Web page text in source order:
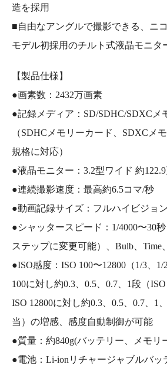
造を採用
■自由なアングルで撮影できる、ニ
モデル初採用のチルト式液晶モニタ
【製品仕様】
●画素数：2432万画素
●記録メディア：SD/SDHC/SDXCメ
（SDHCメモリーカード、SDXCメ
規格に対応）
●液晶モニター：3.2型ワイド 約122.9
●連続撮影速度：最高約6.5コマ/秒
●動画記録サイズ：フルハイビジョ
●シャッタースピード：1/4000〜30
ステップに変更可能）、Bulb、Time
●ISO感度：ISO 100〜12800（1/3、
100に対し約0.3、0.5、0.7、1段（
ISO 12800に対し約0.3、0.5、0.7、1
当）の増感、感度自動制御が可能
●質量：約840g(バッテリー、メモリ
●電池：Li-ionリチャージャブルバッ